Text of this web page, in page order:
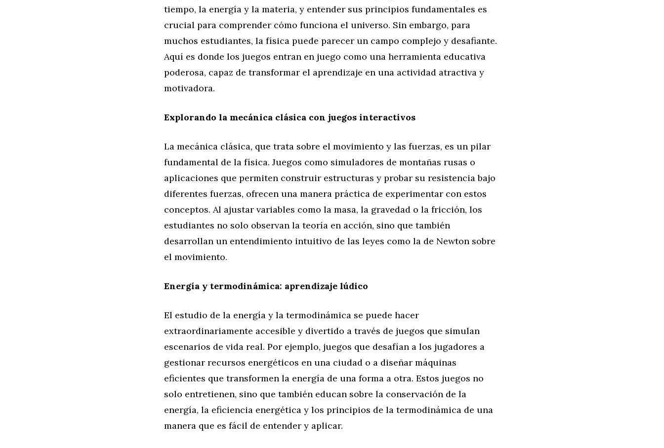
tiempo, la energía y la materia, y entender sus principios fundamentales es
crucial para comprender cómo funciona el universo. Sin embargo, para
muchos estudiantes, la física puede parecer un campo complejo y desafiante.
Aquí es donde los juegos entran en juego como una herramienta educativa
poderosa, capaz de transformar el aprendizaje en una actividad atractiva y
motivadora.
Explorando la mecánica clásica con juegos interactivos
La mecánica clásica, que trata sobre el movimiento y las fuerzas, es un pilar
fundamental de la física. Juegos como simuladores de montañas rusas o
aplicaciones que permiten construir estructuras y probar su resistencia bajo
diferentes fuerzas, ofrecen una manera práctica de experimentar con estos
conceptos. Al ajustar variables como la masa, la gravedad o la fricción, los
estudiantes no solo observan la teoría en acción, sino que también
desarrollan un entendimiento intuitivo de las leyes como la de Newton sobre
el movimiento.
Energía y termodinámica: aprendizaje lúdico
El estudio de la energía y la termodinámica se puede hacer
extraordinariamente accesible y divertido a través de juegos que simulan
escenarios de vida real. Por ejemplo, juegos que desafían a los jugadores a
gestionar recursos energéticos en una ciudad o a diseñar máquinas
eficientes que transformen la energía de una forma a otra. Estos juegos no
solo entretienen, sino que también educan sobre la conservación de la
energía, la eficiencia energética y los principios de la termodinámica de una
manera que es fácil de entender y aplicar.